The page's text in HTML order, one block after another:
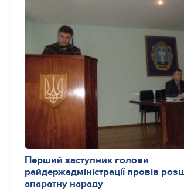
Перший заступник голови
райдержадміністрації провів
апаратну нараду